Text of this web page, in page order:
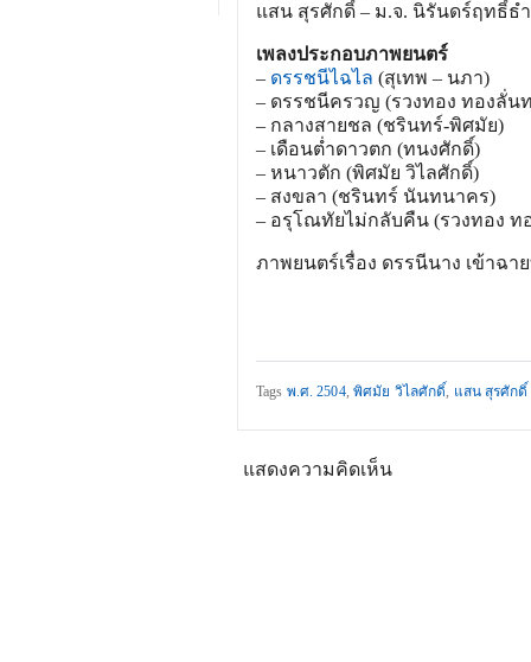
แสน สุรศักดิ์ – ม.จ. นิรันดร์ฤทธิ์ธ
เพลงประกอบภาพยนตร์
– ดรรชนีไฉไล (สุเทพ – นภา)
– ดรรชนีครวญ (รวงทอง ทองลั่น
– กลางสายชล (ชรินทร์-พิศมัย)
– เดือนต่ำดาวตก (ทนงศักดิ์)
– หนาวตัก (พิศมัย วิไลศักดิ์)
– สงขลา (ชรินทร์ นันทนาคร)
– อรุโณทัยไม่กลับคืน (รวงทอง ท
ภาพยนตร์เรื่อง ดรรนีนาง เข้าฉา
Tags พ.ศ. 2504, พิศมัย วิไลศักดิ์, แสน สุรศักดิ์
แสดงความคิดเห็น